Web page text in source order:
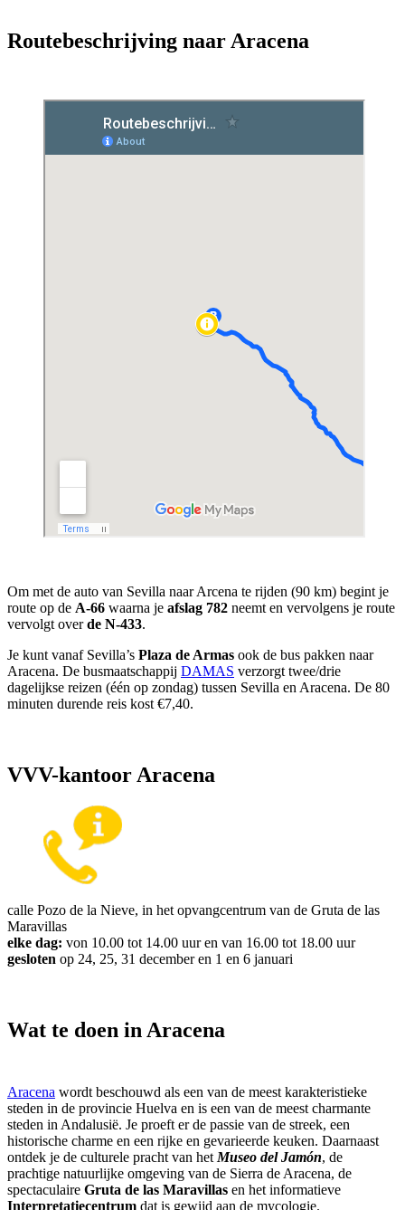
Routebeschrijving naar Aracena
Om met de auto van Sevilla naar Arcena te rijden (90 km) begint je
route op de A-66 waarna je afslag 782 neemt en vervolgens je route
vervolgt overde N-433.
Je kunt vanaf Sevilla’s Plaza de Armas ook de bus pakken naar
Aracena. De busmaatschappij DAMAS verzorgt twee/drie
dagelijkse reizen (één op zondag) tussen Sevilla en Aracena. De 80
minuten durende reis kost €7,40.
VVV-kantoor Aracena
calle Pozo de la Nieve, in het opvangcentrum van de Gruta de las
Maravillas
elke dag: von 10.00 tot 14.00 uur en van 16.00 tot 18.00 uur
gesloten op 24, 25, 31 december en 1 en 6 januari
Wat te doen in Aracena
Aracena wordt beschouwd als een van de meest karakteristieke
steden in de provincie Huelva en is een van de meest charmante
steden in Andalusië. Je proeft er de passie van de streek, een
historische charme en een rijke en gevarieerde keuken. Daarnaast
ontdek je de culturele pracht van het Museo del Jamón, de
prachtige natuurlijke omgeving van de Sierra de Aracena, de
spectaculaire Gruta de las Maravillas en het informatieve
Interpretatiecentrum dat is gewijd aan de mycologie.